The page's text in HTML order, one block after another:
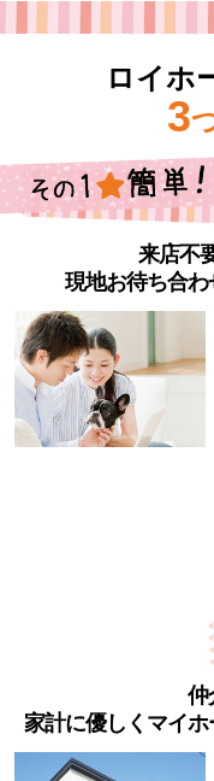
ロイホ
3
来店不
現地お待ち合わ
仲
家計に優しくマイホ